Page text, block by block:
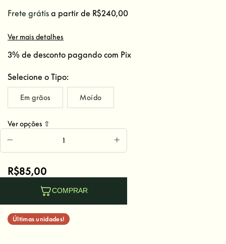
Frete grátis a partir de R$240,00
Ver mais detalhes
3% de desconto pagando com Pix
Selecione o Tipo:
Em grãos Moído
Ver opções ⇧
R$85,00
COMPRAR
Últimas unidades!